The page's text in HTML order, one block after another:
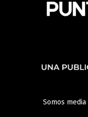
Somos media